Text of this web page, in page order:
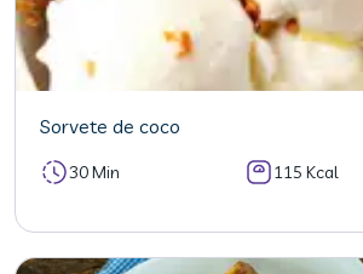
Sorvete de coco
30 Min 115 Kcal